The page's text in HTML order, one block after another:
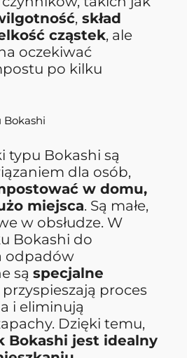
,skład
cząstek, ale
oczekiwać
po kilku
typu Bokashi są
dla osób,
w domu,
miejsca. Są małe,
w obsłudze. W
Bokashi do
odpadów
są specjalne
proces
i eliminują
Dzięki temu,
Bokashi jest idealny